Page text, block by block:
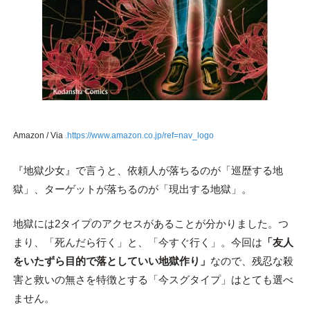
Amazon / Via .https://www.amazon.co.jp/ref=nav_logo
『地獄少女』で言うと、依頼人が落ちるのが「巡歴する地
獄」、ターゲットが落ちるのが「現出する地獄」。
地獄には2タイプのアクセスがあることが分かりました。つ
まり、「死んだら行く」と、「今すぐ行く」。今回は 「友人
をいたずら目的で落としていい地獄作り」 なので、残忍な殺
害と救いの無さを特徴とする「今スグタイプ」はとても選べ
ません。